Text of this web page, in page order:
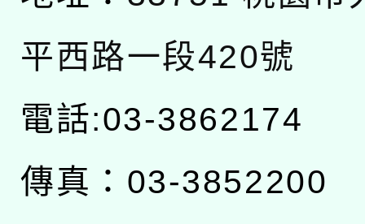
平西路一段420號
電話:03-3862174
傳真：03-3852200